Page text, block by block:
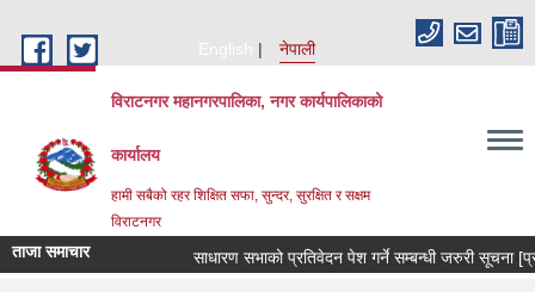
English
नेपाली
विराटनगर महानगरपालिका, नगर कार्यपालिकाको
कार्यालय
हामी सबैको रहर शिक्षित सफा, सुन्दर, सुरक्षित र सक्षम
विराटनगर
ताजा समाचार साधारण सभाको प्रतिवेदन पेश गर्ने सम्बन्धी जरुरी सूचना